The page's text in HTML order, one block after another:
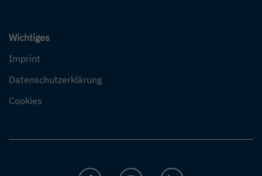
Wichtiges
Imprint
Datenschutzerklärung
Cookies